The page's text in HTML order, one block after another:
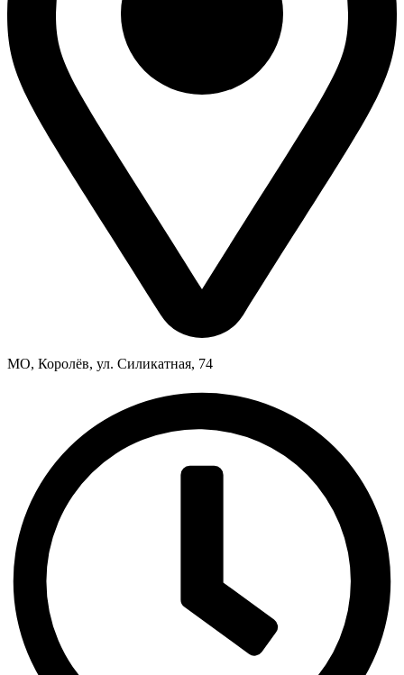
МО, Королёв, ул. Силикатная, 74